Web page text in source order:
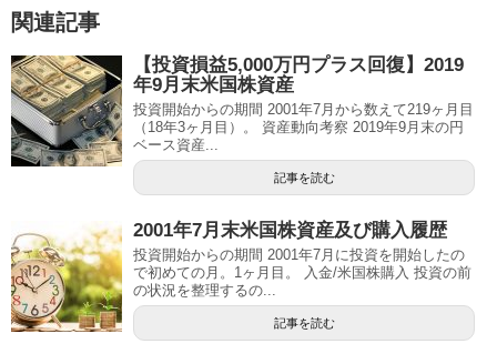
関連記事
【投資損益5,000万円プラス回復】2019
年9月末米国株資産
投資開始からの期間 2001年7月から数えて219ヶ月目
（18年3ヶ月目）。 資産動向考察 2019年9月末の円
ベース資産...
記事を読む
2001年7月末米国株資産及び購入履歴
投資開始からの期間 2001年7月に投資を開始したの
で初めての月。1ヶ月目。 入金/米国株購入 投資の前
の状況を整理するの...
記事を読む